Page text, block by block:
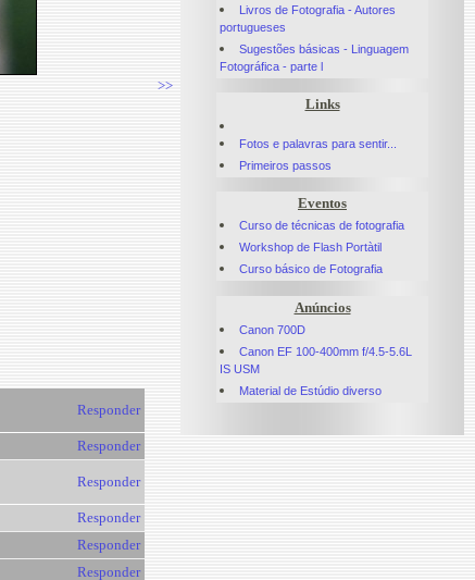
>>
Responder
Responder
Responder
Responder
Responder
Responder
Livros de Fotografia - Autores
portugueses
Sugestões básicas - Linguagem
Fotográfica - parte l
Links
Fotos e palavras para sentir...
Primeiros passos
Eventos
Curso de técnicas de fotografia
Workshop de Flash Portàtil
Curso básico de Fotografia
Anúncios
Canon 700D
Canon EF 100-400mm f/4.5-5.6L
IS USM
Material de Estúdio diverso